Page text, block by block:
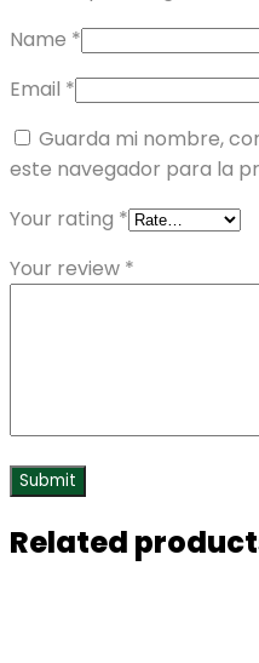
Name *
Email *
Guarda mi nombre,
este navegador para la
Your rating *
Your review *
Related